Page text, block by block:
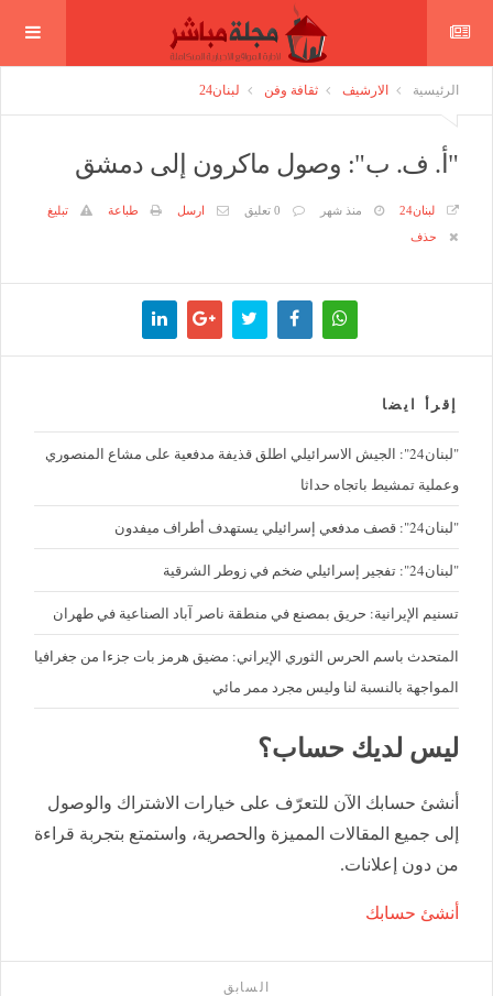
الرئيسية الارشيف ثقافة وفن لبنان24
"أ. ف. ب": وصول ماكرون إلى دمشق
لبنان24 منذ شهر 0 تعليق ارسل طباعة
تبليغ
حذف
إقرأ ايضا
"لبنان24": الجيش الاسرائيلي اطلق قذيفة مدفعية على مشاع المنصوري
وعملية تمشيط باتجاه حداثا
"لبنان24": قصف مدفعي إسرائيلي يستهدف أطراف ميفدون
"لبنان24": تفجير إسرائيلي ضخم في زوطر الشرقية
تسنيم الإيرانية: حريق بمصنع في منطقة ناصر آباد الصناعية في طهران
المتحدث باسم الحرس الثوري الإيراني: مضيق هرمز بات جزءا من جغرافيا
المواجهة بالنسبة لنا وليس مجرد ممر مائي
ليس لديك حساب؟
أنشئ حسابك الآن للتعرّف على خيارات الاشتراك والوصول
إلى جميع المقالات المميزة والحصرية، واستمتع بتجربة قراءة
من دون إعلانات.
أنشئ حسابك
السابق